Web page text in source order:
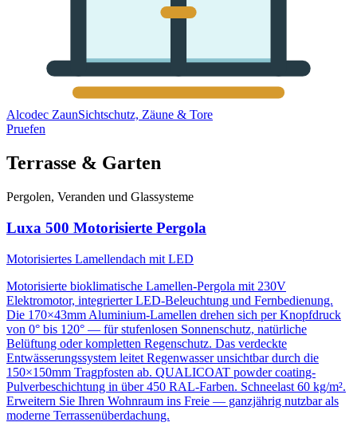
Alcodec ZaunSichtschutz, Zäune & Tore
Pruefen
Terrasse & Garten
Pergolen, Veranden und Glassysteme
Luxa 500 Motorisierte Pergola
Motorisiertes Lamellendach mit LED
Motorisierte bioklimatische Lamellen-Pergola mit 230V
Elektromotor, integrierter LED-Beleuchtung und Fernbedienung.
Die 170×43mm Aluminium-Lamellen drehen sich per Knopfdruck
von 0° bis 120° — für stufenlosen Sonnenschutz, natürliche
Belüftung oder kompletten Regenschutz. Das verdeckte
Entwässerungssystem leitet Regenwasser unsichtbar durch die
150×150mm Tragpfosten ab. QUALICOAT powder coating-
Pulverbeschichtung in über 450 RAL-Farben. Schneelast 60 kg/m².
Erweitern Sie Ihren Wohnraum ins Freie — ganzjährig nutzbar als
moderne Terrassenüberdachung.